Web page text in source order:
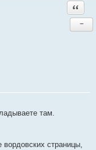
−
там.
страницы,